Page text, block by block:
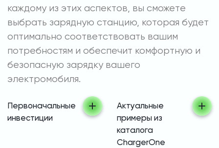
каждому из этих аспектов, вы сможете
выбрать зарядную станцию, которая будет
оптимально соответствовать вашим
потребностям и обеспечит комфортную и
безопасную зарядку вашего
электромобиля.
Первоначальные
инвестиции
Актуальные
примеры из
каталога
ChargerOne